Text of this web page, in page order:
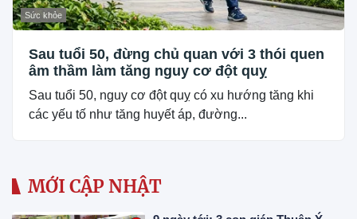
Sức khỏe
Sau tuổi 50, đừng chủ quan với 3 thói quen
âm thầm làm tăng nguy cơ đột quỵ
Sau tuổi 50, nguy cơ đột quỵ có xu hướng tăng khi
các yếu tố như tăng huyết áp, đường...
MỚI CẬP NHẬT